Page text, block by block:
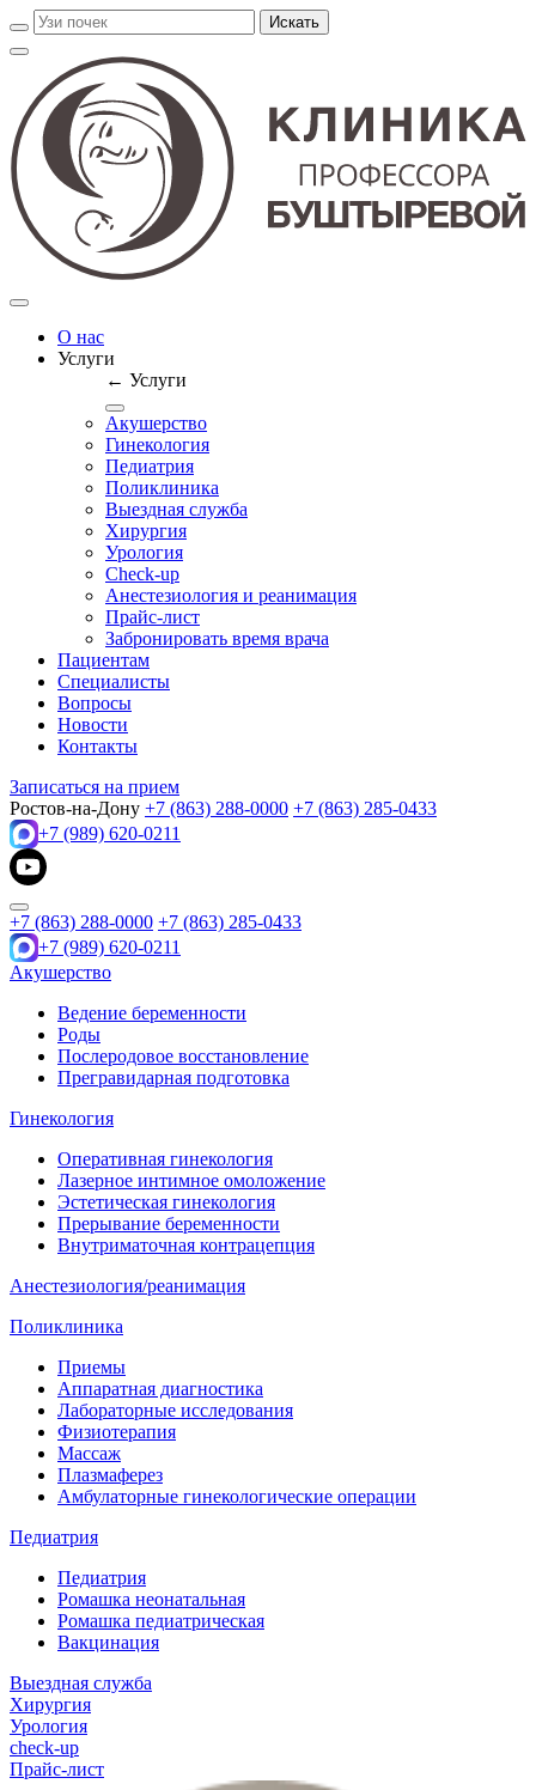
О нас
Услуги
← Услуги
Акушерство
Гинекология
Педиатрия
Поликлиника
Выездная служба
Хирургия
Урология
Check-up
Анестезиология и реанимация
Прайс-лист
Забронировать время врача
Пациентам
Специалисты
Вопросы
Новости
Контакты
Записаться на прием
Ростов-на-Дону +7 (863) 288-0000 +7 (863) 285-0433
+7 (989) 620-0211
+7 (863) 288-0000 +7 (863) 285-0433
+7 (989) 620-0211
Акушерство
Ведение беременности
Роды
Послеродовое восстановление
Прегравидарная подготовка
Гинекология
Оперативная гинекология
Лазерное интимное омоложение
Эстетическая гинекология
Прерывание беременности
Внутриматочная контрацепция
Анестезиология/реанимация
Поликлиника
Приемы
Аппаратная диагностика
Лабораторные исследования
Физиотерапия
Массаж
Плазмаферез
Амбулаторные гинекологические операции
Педиатрия
Педиатрия
Ромашка неонатальная
Ромашка педиатрическая
Вакцинация
Выездная служба
Хирургия
Урология
check-up
Прайс-лист